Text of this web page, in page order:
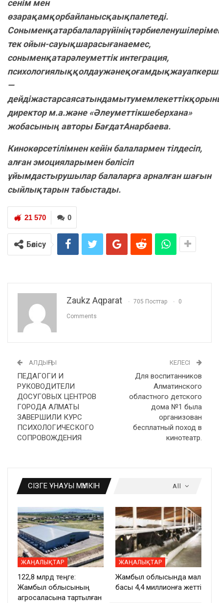
сенім мен
өзарақамқорбайланысқаықпалетеді.
тек ойын-сауықшарасығанаемес,
соныменқатарәлеуметтік интеграция,
—
директор м.а.және «Әлеуметтікшеберхана»
жобасының авторы БағдатАнарбаева.
​Кинокөрсетілімнен кейін балалармен тілдесіп,
алған эмоцияларымен бөлісіп
ұйымдастырушылар балаларға арналған шағын
сыйлықтарын табыстады.
0
21 570
Бөлісу
Zaukz Aqparat 705 Посттар 0
Comments
АЛДЫҢҒЫ
ПЕДАГОГИ И
РУКОВОДИТЕЛИ
ДОСУГОВЫХ ЦЕНТРОВ
ГОРОДА АЛМАТЫ
ЗАВЕРШИЛИ КУРС
ПСИХОЛОГИЧЕСКОГО
СОПРОВОЖДЕНИЯ
КЕЛЕСІ
Для воспитанников
Алматинского
областного детского
дома №1 была
организован
бесплатный поход в
кинотеатр.
All
СІЗГЕ ҰНАУЫ МҮМКІН
ЖАҢАЛЫҚТАР
122,8 млрд теңге:
Жамбыл облысының
агросаласына тартылған
ЖАҢАЛЫҚТАР
Жамбыл облысында мал
басы 4,4 миллионға жетті